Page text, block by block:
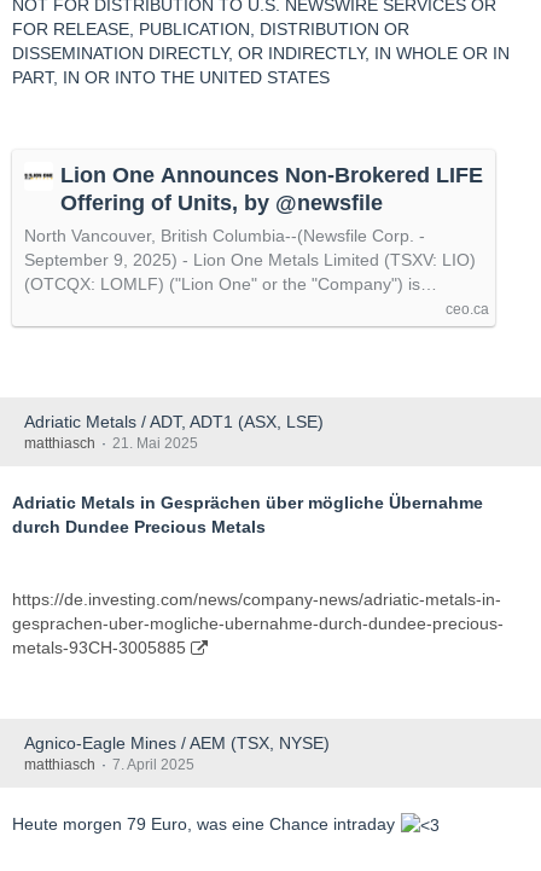
NOT FOR DISTRIBUTION TO U.S. NEWSWIRE SERVICES OR
FOR RELEASE, PUBLICATION, DISTRIBUTION OR
DISSEMINATION DIRECTLY, OR INDIRECTLY, IN WHOLE OR IN
PART, IN OR INTO THE UNITED STATES
Lion One Announces Non-Brokered LIFE
Offering of Units, by @newsfile
North Vancouver, British Columbia--(Newsfile Corp. -
September 9, 2025) - Lion One Metals Limited (TSXV: LIO)
(OTCQX: LOMLF) ("Lion One" or the "Company") is…
ceo.ca
Adriatic Metals / ADT, ADT1 (ASX, LSE)
matthiasch 21. Mai 2025
Adriatic Metals in Gesprächen über mögliche Übernahme
durch Dundee Precious Metals
https://de.investing.com/news/company-news/adriatic-metals-in-
gesprachen-uber-mogliche-ubernahme-durch-dundee-precious-
metals-93CH-3005885
Agnico-Eagle Mines / AEM (TSX, NYSE)
matthiasch 7. April 2025
Heute morgen 79 Euro, was eine Chance intraday